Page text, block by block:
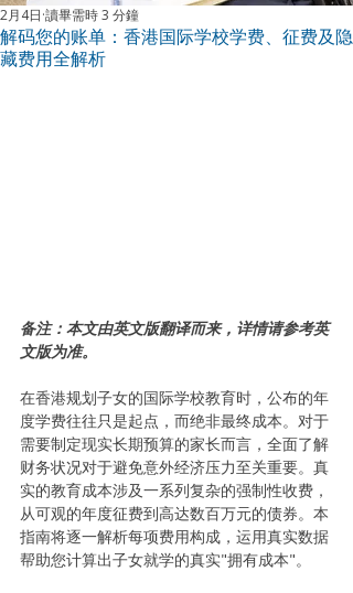
解码您的账单：香港国际学校学费、征费及隐
藏费用全解析
2月4日 讀畢需時 3 分鐘
备注：本文由英文版翻译而来，详情请参考英
文版为准。
在香港规划子女的国际学校教育时，公布的年
度学费往往只是起点，而绝非最终成本。对于
需要制定现实长期预算的家长而言，全面了解
财务状况对于避免意外经济压力至关重要。真
实的教育成本涉及一系列复杂的强制性收费，
从可观的年度征费到高达数百万元的债券。本
指南将逐一解析每项费用构成，运用真实数据
帮助您计算出子女就学的真实"拥有成本"。